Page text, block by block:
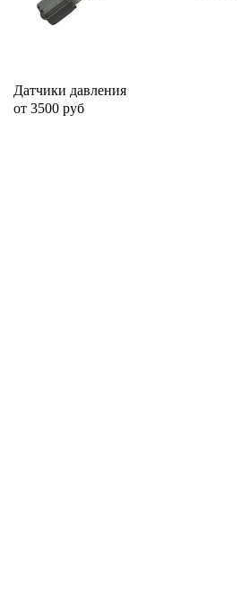
Датчики давления
от 3500 руб